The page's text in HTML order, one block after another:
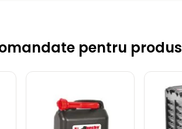
pentru produs